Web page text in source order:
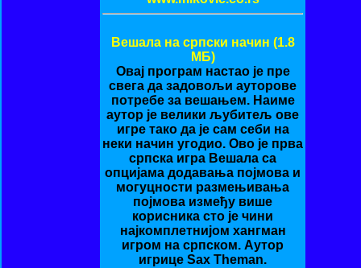
Вешала на српски начин (1.8
MБ)
Овај програм настао је пре
свега да задовољи ауторове
потребе за вешањем. Наиме
аутор је велики љубитељ ове
игре тако да је сам себи на
неки начин угодио. Ово је прва
српска игра Вешала са
опцијама додавања појмова и
могуцности размењивања
појмова између више
корисника сто је чини
најкомплетнијом хангман
игром на српском. Аутор
игрице Sax Theman.